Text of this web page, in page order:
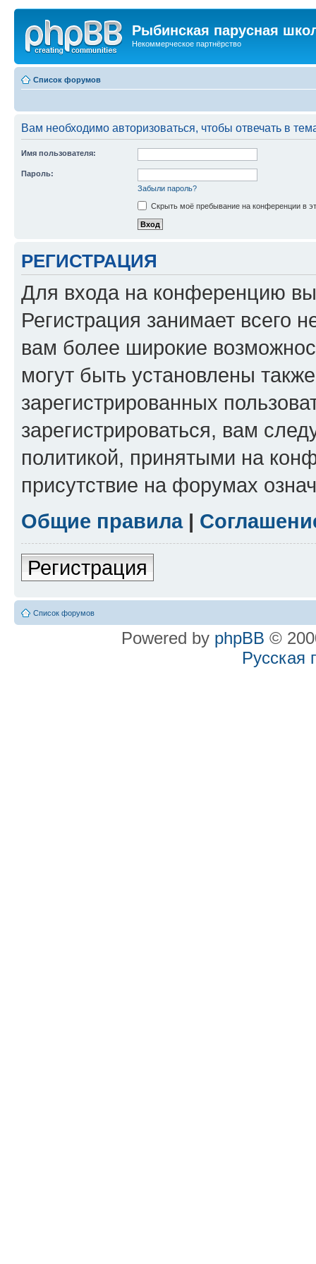
Рыбинская парусная
Некоммерческое партнёрство
Список форумов
Вам необходимо авторизоваться, чтобы отвечать в
Имя пользователя:
Пароль:
Забыли пароль?
Скрыть моё пребывание на конференции в
РЕГИСТРАЦИЯ
Для входа на конференцию
Регистрация занимает всего
вам более широкие
могут быть установлены
зарегистрированных
зарегистрироваться, вам
политикой, принятыми на
присутствие на форумах
Общие правила|
Регистрация
Список форумов
Powered by phpBB ©
Русская